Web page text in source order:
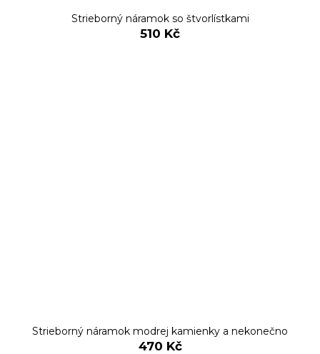
Strieborný náramok so štvorlístkami
510 Kč
Strieborný náramok modrej kamienky a nekonečno
470 Kč